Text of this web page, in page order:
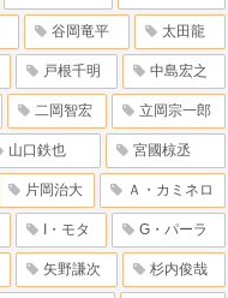
谷岡竜平 太田龍
戸根千明 中島宏之
二岡智宏 立岡宗一郎
山口鉄也 宮國椋丞
片岡治大 Ａ・カミネロ
I・モタ G・パーラ
矢野謙次 杉内俊哉